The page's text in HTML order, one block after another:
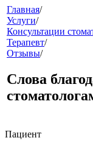
меню
Главная/
Услуги/
Консультации
Терапевт/
Отзывы/
Слова
Пациент